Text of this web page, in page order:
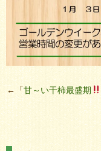
←「甘～い干柿最盛期